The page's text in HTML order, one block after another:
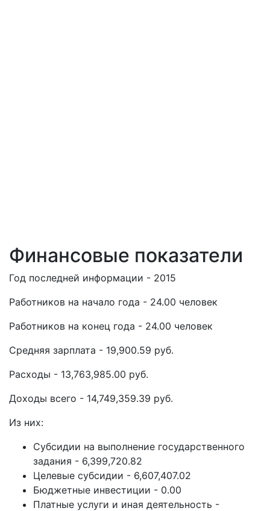
Финансовые показатели
Год последней информации - 2015
Работников на начало года - 24.00 человек
Работников на конец года - 24.00 человек
Средняя зарплата - 19,900.59 руб.
Расходы - 13,763,985.00 руб.
Доходы всего - 14,749,359.39 руб.
Из них:
Субсидии на выполнение государственного
задания - 6,399,720.82
Целевые субсидии - 6,607,407.02
Бюджетные инвестиции - 0.00
Платные услуги и иная деятельность -